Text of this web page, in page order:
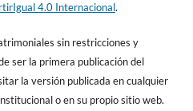
4.0 Internacional.
sin restricciones y
ser la primera publicación del
la versión publicada en cualquier
o en su propio sitio web.